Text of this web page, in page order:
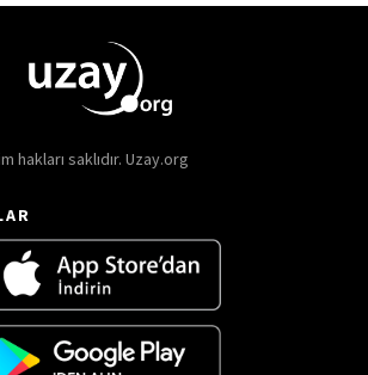
hakları saklıdır. Uzay.org